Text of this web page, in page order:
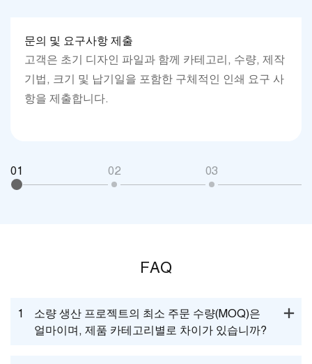
문의 및 요구사항 제출
고객은 초기 디자인 파일과 함께 카테고리, 수량, 제작
기법, 크기 및 납기일을 포함한 구체적인 인쇄 요구 사
항을 제출합니다.
01 02 03
FAQ
1
소량 생산 프로젝트의 최소 주문 수량(MOQ)은
얼마이며, 제품 카테고리별로 차이가 있습니까?